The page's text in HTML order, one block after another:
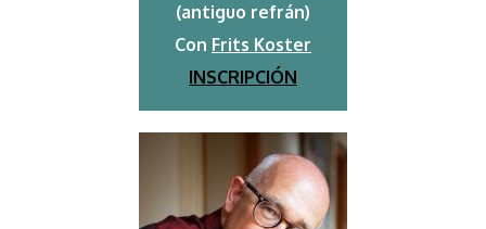
(antiguo refrán)
Con Frits Koster
INSCRIPCIÓN